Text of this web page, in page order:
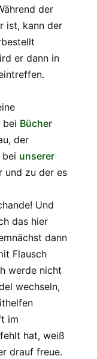
der
ist, kann der
er dann in
bei Bücher
der
bei unserer
und zu der es
Und
das hier
dann
Flausch
werde nicht
wechseln,
im
hat, weiß
drauf freue.